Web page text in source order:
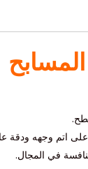
اتم وجهه ودقة
في المجال.